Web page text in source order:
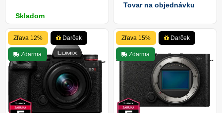
Skladom
Tovar na objednávku
Zľava 12% Darček
Zdarma
Zľava 15% Darček
Zdarma